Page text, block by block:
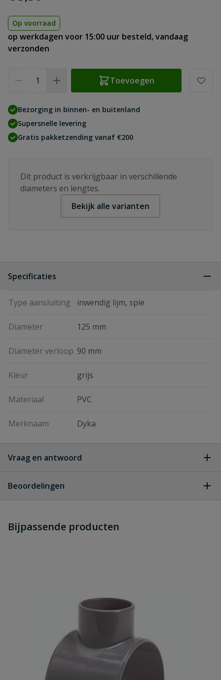
Op voorraad
op werkdagen voor 15:00 uur besteld, vandaag
verzonden
Toevoegen
Bezorging in binnen- en buitenland
Supersnelle levering
Gratis pakketzending vanaf €200
Dit product is verkrijgbaar in verschillende
diameters en lengtes.
Bekijk alle varianten
Specificaties
Type aansluiting inwendig lijm, spie
Diameter 125 mm
Diameter verloop 90 mm
Kleur grijs
Materiaal PVC
Merknaam Dyka
Vraag en antwoord
dit product?
Beoordelingen
Schrijf zelf een beoordeling
Bijpassende producten